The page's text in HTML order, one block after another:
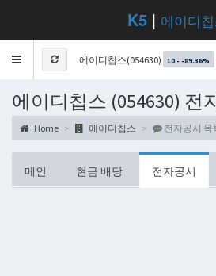
K5| 에이디
Toggle
navigation
에이디칩스(054630) 10 - -89.36%
에이디칩스 (054630) 전
Home 에이디칩스 전자공시 목
메인 현금 배당 전자공시